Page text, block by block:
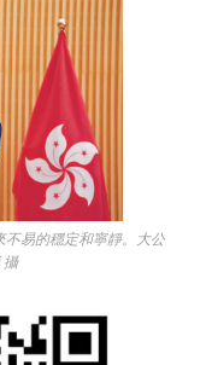
易的穩定和寧靜。大公
攝